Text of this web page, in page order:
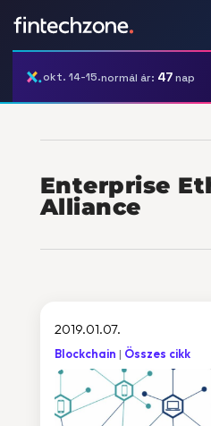
okt. 14-15.normál ár: 47nap
Enterprise
Alliance
2019.01.07.
Blockchain Összes cikk